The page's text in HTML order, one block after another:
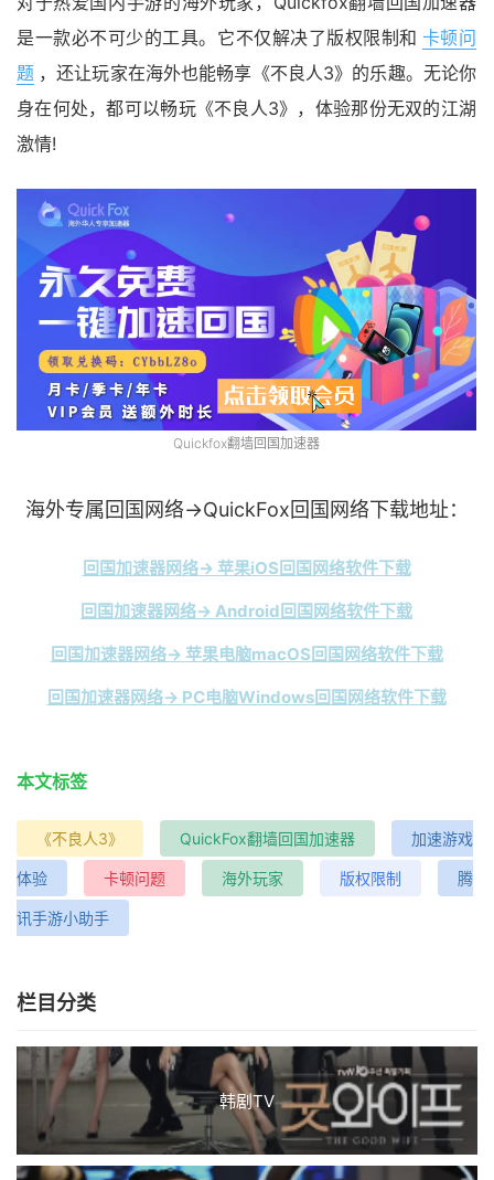
是一款必不可少的工具。它不仅解决了版权限制和 卡顿问
题 ，还让玩家在海外也能畅享《不良人3》的乐趣。无论你
身在何处，都可以畅玩《不良人3》，体验那份无双的江湖
激情!
Quickfox翻墙回国加速器
海外专属回国网络→QuickFox回国网络下载地址：
回国加速器网络→ 苹果iOS回国网络软件下载
回国加速器网络→ Android回国网络软件下载
回国加速器网络→ 苹果电脑macOS回国网络软件下载
回国加速器网络→ PC电脑Windows回国网络软件下载
本文标签
《不良人3》 QuickFox翻墙回国加速器 加速游戏
体验 卡顿问题 海外玩家 版权限制 腾
讯手游小助手
栏目分类
韩剧TV